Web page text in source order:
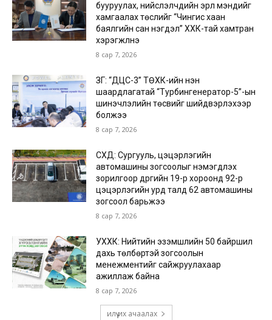
бууруулах, нийслэлчүүдийн эрүүл мэндийг
хамгаалах төслийг “Чингис хаан
баялгийн сан нэгдэл” ХХК-тай хамтран
хэрэгжүүлнэ
8 сар 7, 2026
ЗГ: “ДЦС-3” ТӨХК-ийн нэн
шаардлагатай “Турбингенератор-5”-ын
шинэчлэлийн төсвийг шийдвэрлэхээр
болжээ
8 сар 7, 2026
СХД: Сургууль, цэцэрлэгийн
автомашины зогсоолыг нэмэгдүүлэх
зорилгоор дүүргийн 19-р хороонд 92-р
цэцэрлэгийн урд талд 62 автомашины
зогсоол барьжээ
8 сар 7, 2026
УХХК: Нийтийн эзэмшлийн 50 байршил
дахь төлбөртэй зогсоолын
менежментийг сайжруулахаар
ажиллаж байна
8 сар 7, 2026
илүү их ачаалах